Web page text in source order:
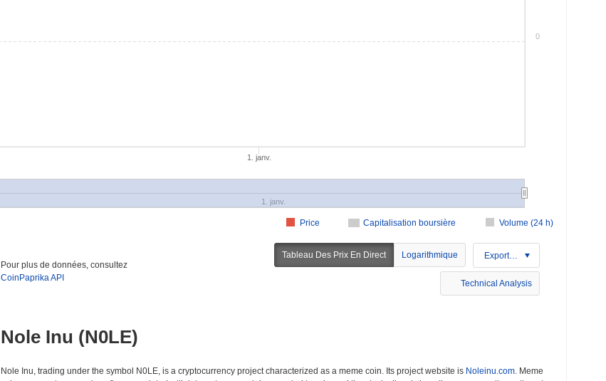
Capitalisation boursière Volume (24 h)
Price
1. janv.
1. janv.
0
Pour plus de données, consultez
CoinPaprika API
Tableau Des Prix En Direct Logarithmique Exportation
Technical Analysis
Nole Inu (N0LE)
Nole Inu, trading under the symbol N0LE, is a cryptocurrency project characterized as a meme coin. Its project website is Noleinu.com. Meme